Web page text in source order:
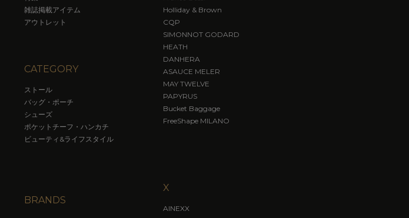
雑誌掲載アイテム
アウトレット
CATEGORY
ストール
バッグ・ポーチ
シューズ
ポケットチーフ・ハンカチ
ビューティ&ライフスタイル
BRANDS
Holliday & Brown
CQP
SIMONNOT GODARD
HEATH
DANHERA
ASAUCE MELER
MAY TWELVE
PAPYRUS
Bucket Baggage
FreeShape MILANO
X
AINEXX